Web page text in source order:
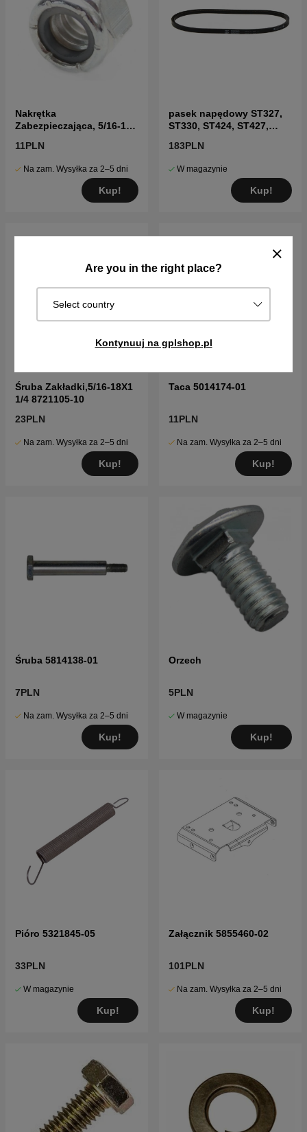
Are you in the right place?
Select country
Kontynuuj na gplshop.pl
Nakrętka
Zabezpieczająca, 5/16-18
11PLN
Na zam. Wysyłka za 2–5 dni
Kup!
pasek napędowy ST327,
ST330, ST424, ST427,
183PLN
W magazynie
Kup!
Śruba Zakładki,5/16-18X1
1/4 8721105-10
23PLN
Na zam. Wysyłka za 2–5 dni
Kup!
Taca 5014174-01
11PLN
Na zam. Wysyłka za 2–5 dni
Kup!
Śruba 5814138-01
7PLN
Na zam. Wysyłka za 2–5 dni
Kup!
Orzech
5PLN
W magazynie
Kup!
Pióro 5321845-05
33PLN
W magazynie
Kup!
Załącznik 5855460-02
101PLN
Na zam. Wysyłka za 2–5 dni
Kup!